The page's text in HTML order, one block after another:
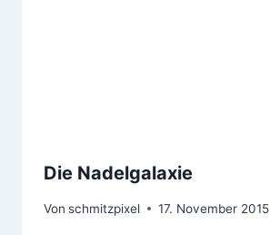
Die Nadelgalaxie
Von schmitzpixel 17. November 2015